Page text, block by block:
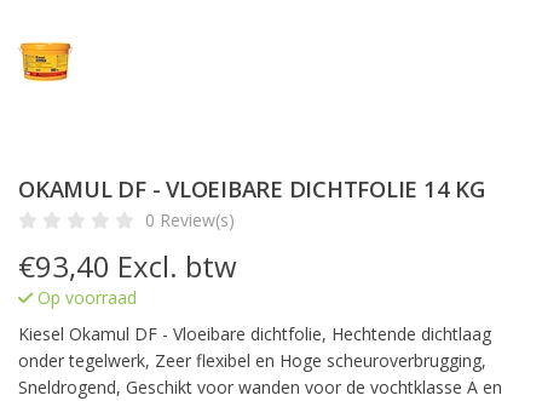
OKAMUL DF - VLOEIBARE DICHTFOLIE 14 KG
0 Review(s)
€93,40 Excl. btw
Op voorraad
Kiesel Okamul DF - Vloeibare dichtfolie, Hechtende dichtlaag
onder tegelwerk, Zeer flexibel en Hoge scheuroverbrugging,
Sneldrogend, Geschikt voor wanden voor de vochtklasse A en